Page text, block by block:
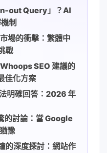
out Query」？AI
制
場的衝擊：繁體中
戰
SEO 建議的
佳化方案
明確回答：2026 年
的討論：當 Google
豫
的深度探討：網站作